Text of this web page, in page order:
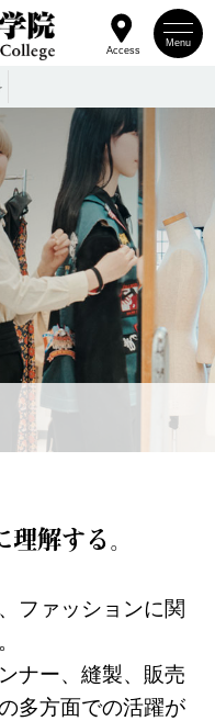
Menu
Access
解する。
ファッションに関
ナー、縫製、販売
多方面での活躍が